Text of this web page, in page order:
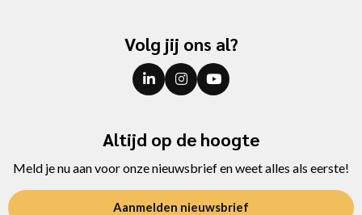
Volg jij ons al?
Altijd op de hoogte
Meld je nu aan voor onze nieuwsbrief en weet alles als eerste!
Aanmelden nieuwsbrief